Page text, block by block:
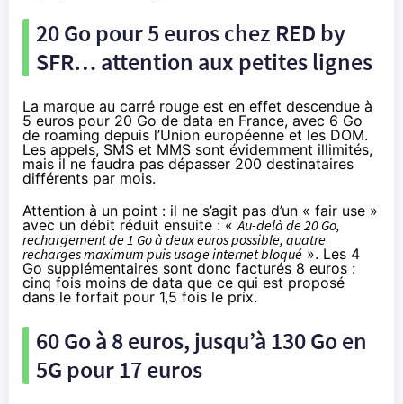
20 Go pour 5 euros chez RED by
SFR… attention aux petites lignes
La marque au carré rouge est en effet descendue à
5 euros pour 20 Go de data en France, avec 6 Go
de roaming depuis l’Union européenne et les DOM.
Les appels, SMS et MMS sont évidemment illimités,
mais il ne faudra pas dépasser 200 destinataires
différents par mois.
Attention à un point : il ne s’agit pas d’un « fair use »
avec un débit réduit ensuite : «Au-delà de 20 Go,
rechargement de 1 Go à deux euros possible, quatre
recharges maximum puis usage internet bloqué ». Les 4
Go supplémentaires sont donc facturés 8 euros :
cinq fois moins de data que ce qui est proposé
dans le forfait pour 1,5 fois le prix.
60 Go à 8 euros, jusqu’à 130 Go en
5G pour 17 euros